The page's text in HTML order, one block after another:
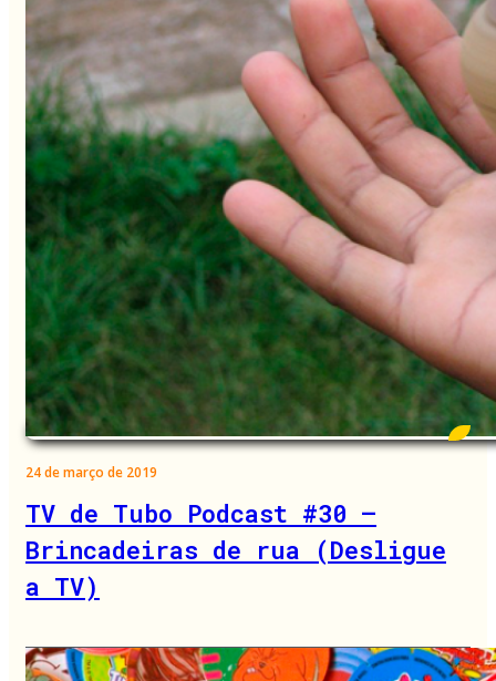
24 de março de 2019
TV de Tubo Podcast #30 –
Brincadeiras de rua (Desligue
a TV)